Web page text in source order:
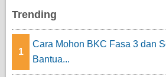
Trending
1
Cara Mohon BKC Fasa 3 dan
Bantua...